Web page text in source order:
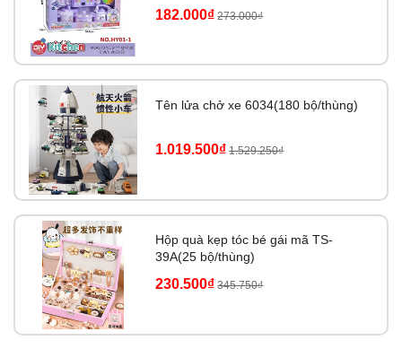
182.000₫ 273.000₫
Tên lửa chở xe 6034(180 bộ/thùng)
1.019.500₫ 1.529.250₫
Hộp quà kẹp tóc bé gái mã TS-
39A(25 bộ/thùng)
230.500₫ 345.750₫